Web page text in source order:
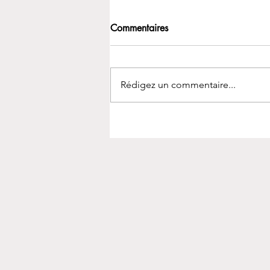
Commentaires
Rédigez un commentaire...